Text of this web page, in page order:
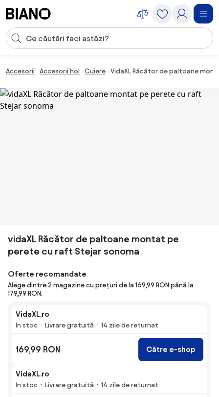
Introducerea căutării
Accesorii Accesorii hol Cuiere VidaXL Răcător de paltoane
vidaXL Răcător de paltoane montat pe
perete cu raft Stejar sonoma
Oferte recomandate
Alege dintre 2 magazine cu prețuri de la 169,99 RON până la
179,99 RON:
VidaXL.ro
În stoc Livrare gratuită 14 zile de returnat
169,99 RON Către e-shop
VidaXL.ro
În stoc Livrare gratuită 14 zile de returnat